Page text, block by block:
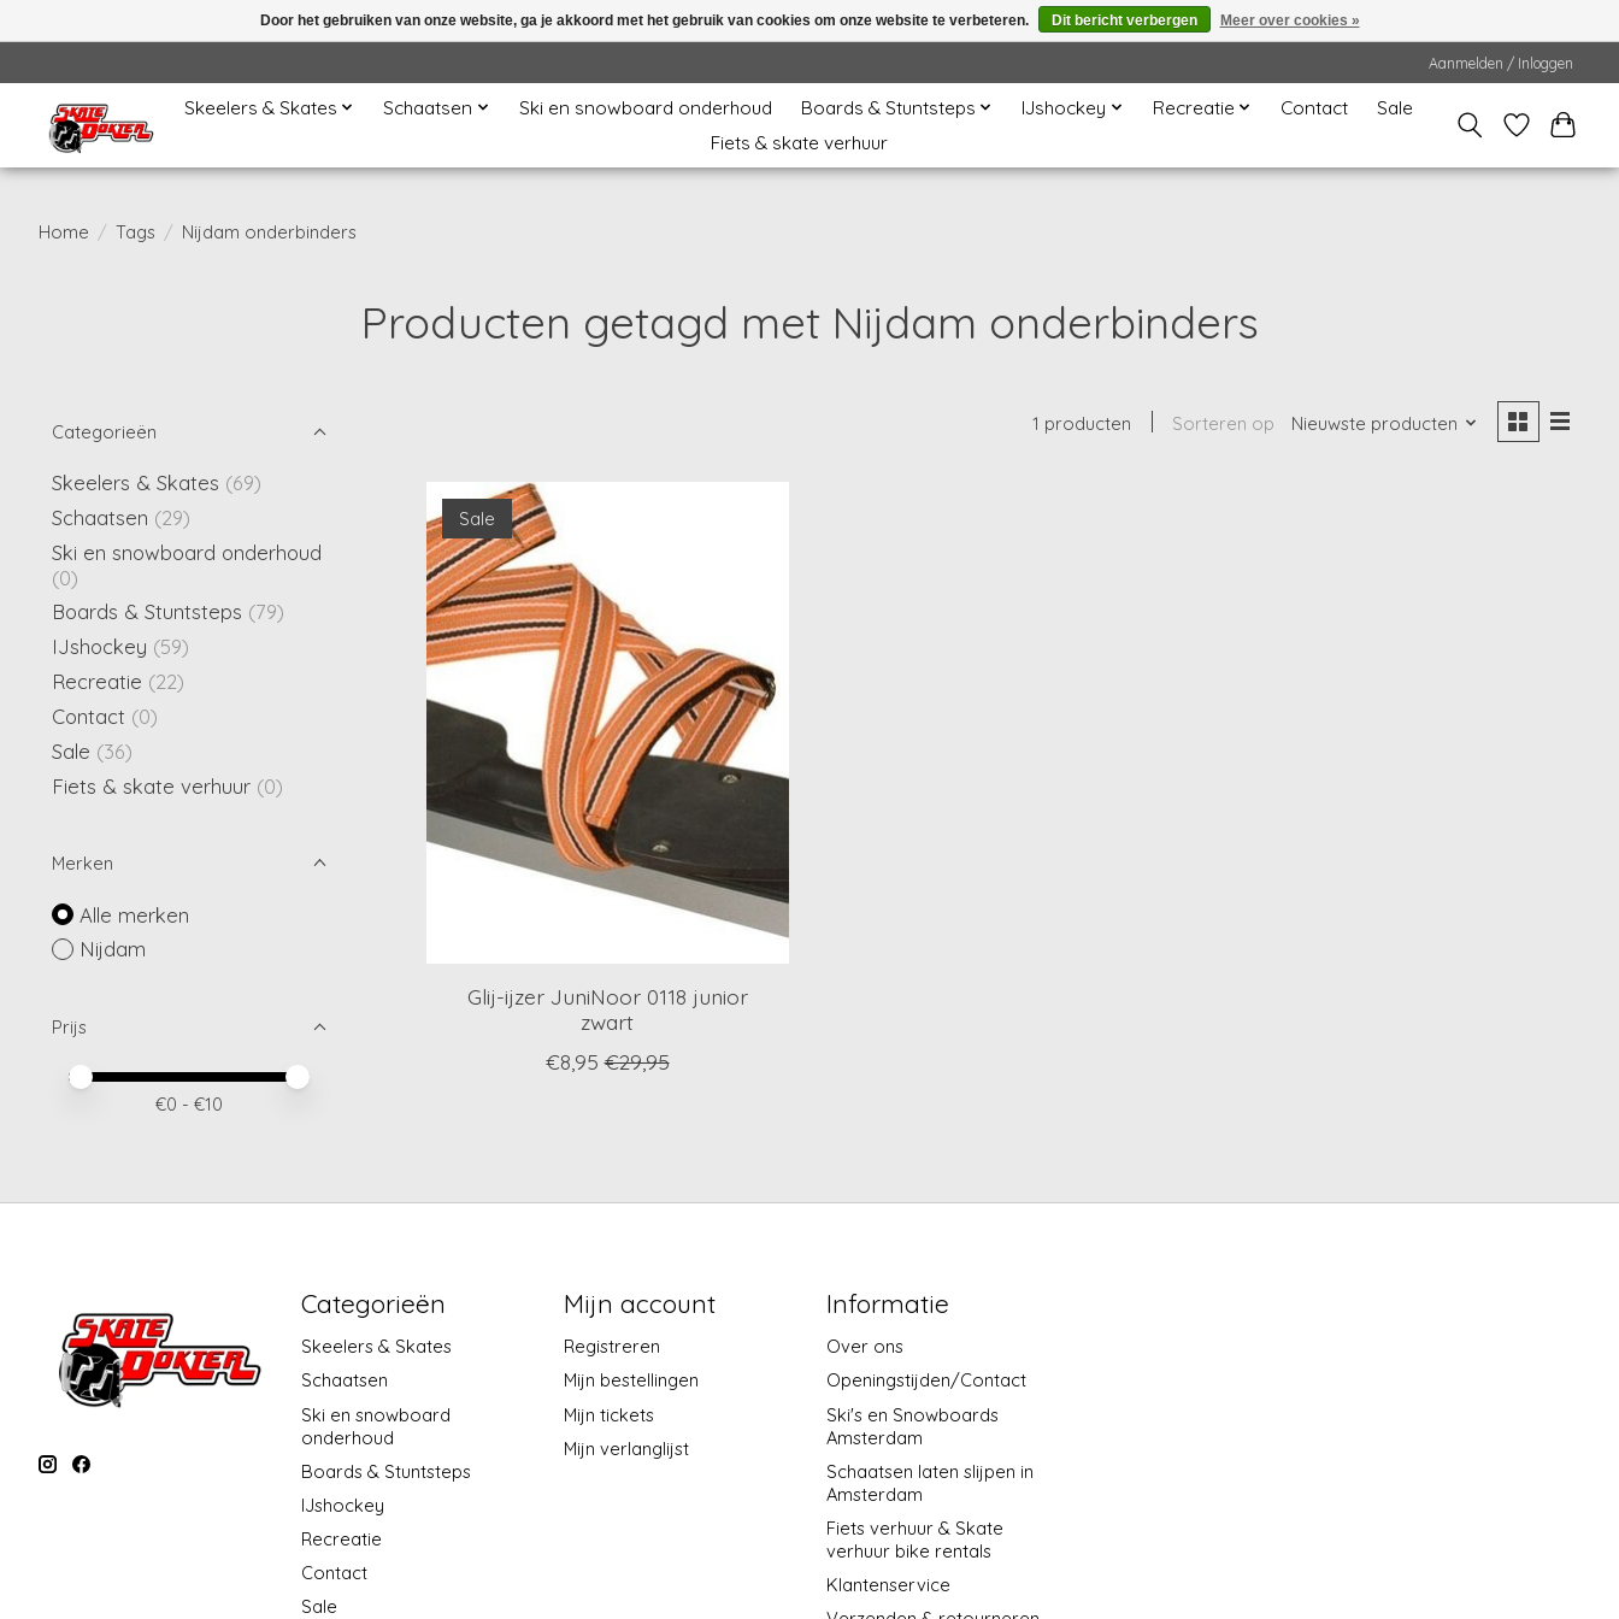
Aanmelden / Inloggen
Skeelers & Skates Schaatsen Ski en snowboard onderhoud Boards & Stuntsteps IJshockey Recreatie Contact
Sale
Fiets & skate verhuur
Home / Tags / Nijdam onderbinders
Producten getagd met Nijdam onderbinders
Categorieën
Skeelers & Skates (69)
Schaatsen (29)
Ski en snowboard onderhoud
(0)
Boards & Stuntsteps (79)
IJshockey (59)
Recreatie (22)
Contact (0)
Sale (36)
Fiets & skate verhuur (0)
Merken
Alle merken
Nijdam
Prijs
Minimale prijswaarde
Price maximum value
€0 - €10
1 producten Sorteren op Nieuwste producten
Sale
Glij-ijzer JuniNoor 0118 junior
zwart
€8,95 €29,95
Categorieën
Skeelers & Skates
Schaatsen
Ski en snowboard
onderhoud
Boards & Stuntsteps
IJshockey
Recreatie
Contact
Sale
Mijn account
Registreren
Mijn bestellingen
Mijn tickets
Mijn verlanglijst
Informatie
Over ons
Openingstijden/Contact
Ski's en Snowboards
Amsterdam
Schaatsen laten slijpen in
Amsterdam
Fiets verhuur & Skate
verhuur bike rentals
Klantenservice
Door het gebruiken van onze website, ga je akkoord met het gebruik van cookies om onze website te verbeteren. Dit bericht verbergen Meer over cookies »